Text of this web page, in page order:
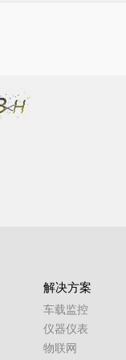
解决方案
车载监控
仪器仪表
物联网